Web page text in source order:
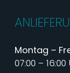
Montag –
07:00 – 16:00